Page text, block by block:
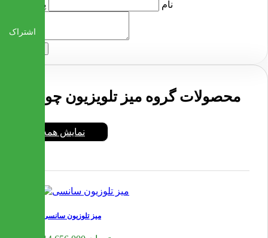
نام پرسش
محصولات گروه میز تلویزیون چوبی
نمایش همه
میز تلوزیون سانسی
اشتراک